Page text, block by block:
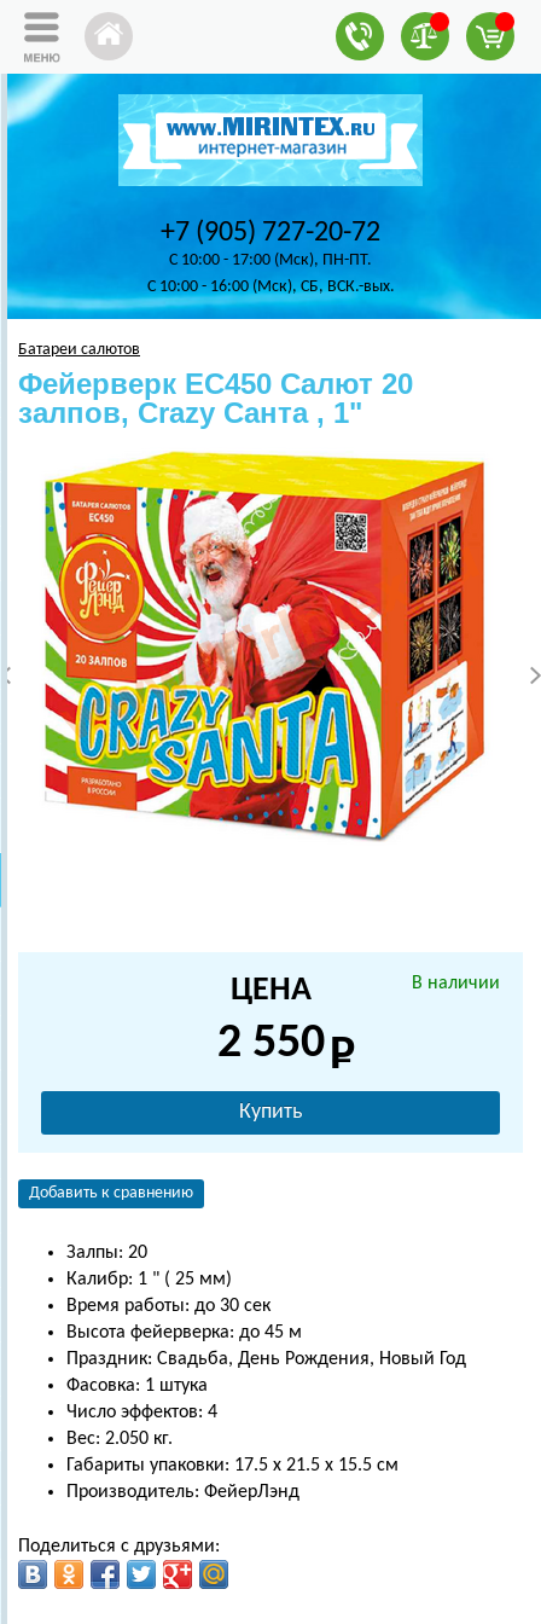
+7 (905) 727-20-72
C 10:00 - 17:00 (Мск), ПН-ПТ.
C 10:00 - 16:00 (Мск), СБ, ВСК.-вых.
Батареи салютов
Фейерверк ЕС450 Салют 20
залпов, Crazy Санта , 1"
В наличии
ЦЕНА
2 550
Купить
Добавить к сравнению
Залпы: 20
Калибр: 1 " ( 25 мм)
Время работы: до 30 сек
Высота фейерверка: до 45 м
Праздник: Свадьба, День Рождения, Новый Год
Фасовка: 1 штука
Число эффектов: 4
Вес: 2.050 кг.
Габариты упаковки: 17.5 х 21.5 х 15.5 см
Производитель: ФейерЛэнд
Поделиться с друзьями: